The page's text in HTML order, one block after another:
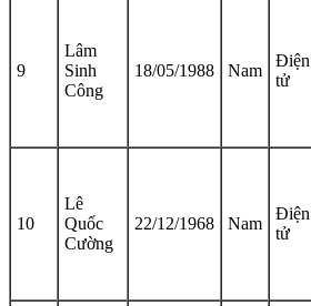
9
Lâm
Sinh
Công
18/05/1988 Nam
Điện
tử
10
Lê
Quốc
Cường
22/12/1968 Nam
Điện
tử